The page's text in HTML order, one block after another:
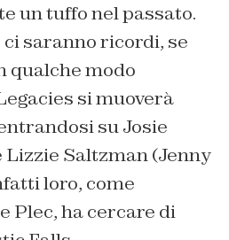
un tuffo nel passato.
saranno ricordi, se
qualche modo
si muoverà
su Josie
Lizzie Saltzman (Jenny
loro, come
Plec, ha cercare di